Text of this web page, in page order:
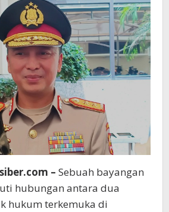
Densus
88
– Sebuah bayangan
hubungan antara dua
hukum terkemuka di